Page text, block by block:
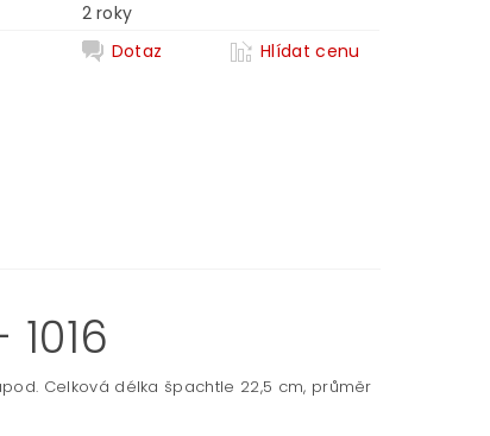
2 roky
Dotaz Hlídat cenu
1016
Celková délka špachtle 22,5 cm, průměr